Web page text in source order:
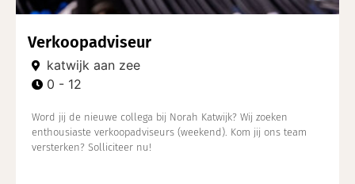
Verkoopadviseur
katwijk aan zee
0 - 12
Word jij de nieuwe collega bij Norah Katwijk? Wij zoeken
enthousiaste verkoopadviseurs (weekend). Kom jij ons team
versterken? Solliciteer nu!